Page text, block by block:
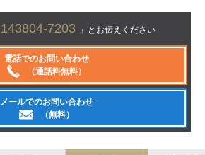
143804-7203 」とお伝えください
電話でのお問い合わせ
（通話料無料）
メールでのお問い合わせ
（無料）